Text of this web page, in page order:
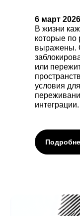
6 март 2026
В жизни
которые
выражены.
или
условия
интеграции.